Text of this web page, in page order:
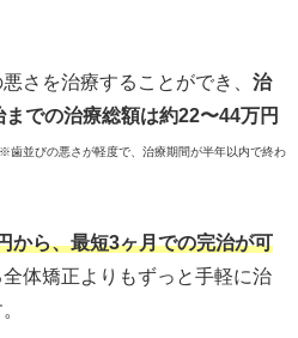
さを治療することができ、 治
での治療総額は約22〜44万円
※歯並びの悪さが軽度で、 治療期間が半年以内で終わ
から、最短3ヶ月での完治が可
体矯正よりもずっと手軽に治